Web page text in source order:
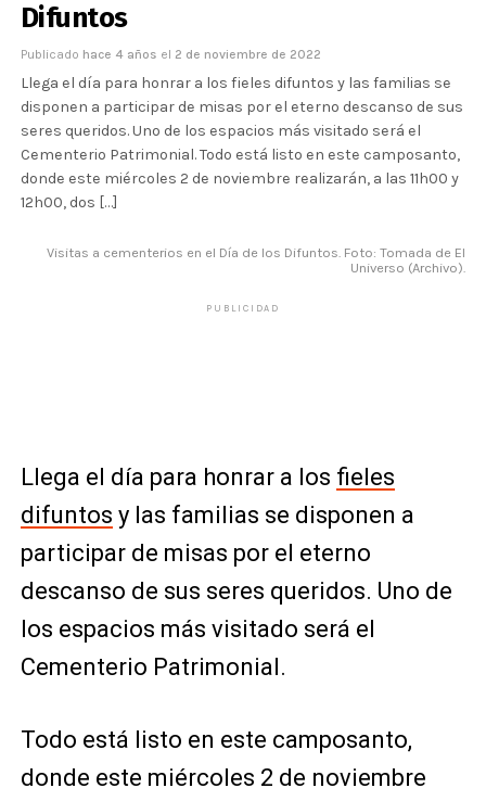
Difuntos
Publicado hace 4 años el 2 de noviembre de 2022
Llega el día para honrar a los fieles difuntos y las familias se
disponen a participar de misas por el eterno descanso de sus
seres queridos. Uno de los espacios más visitado será el
Cementerio Patrimonial. Todo está listo en este camposanto,
donde este miércoles 2 de noviembre realizarán, a las 11h00 y
12h00, dos […]
Visitas a cementerios en el Día de los Difuntos. Foto: Tomada de El
Universo (Archivo).
PUBLICIDAD
Llega el día para honrar a los fieles
difuntos y las familias se disponen a
participar de misas por el eterno
descanso de sus seres queridos. Uno de
los espacios más visitado será el
Cementerio Patrimonial.
Todo está listo en este camposanto,
donde este miércoles 2 de noviembre